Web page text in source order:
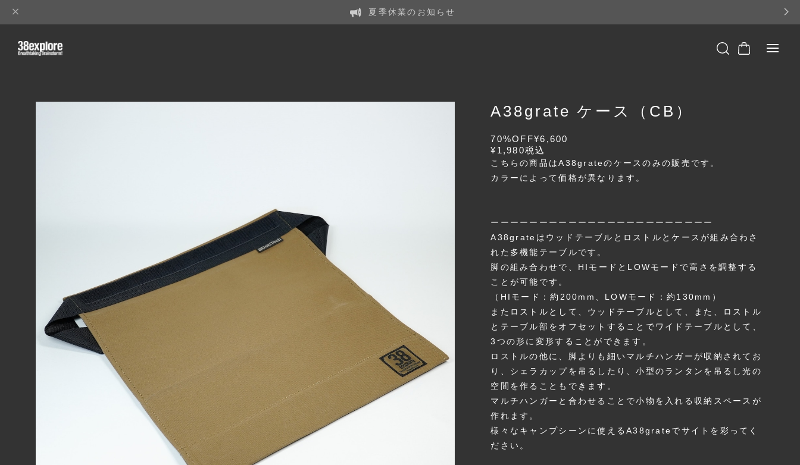
夏季休業のお知らせ
A38grate ケース（CB）
70%OFF¥6,600
¥1,980税込
こちらの商品はA38grateのケースのみの販売です。
カラーによって価格が異なります。
ーーーーーーーーーーーーーーーーーーーーーーー
A38grateはウッドテーブルとロストルとケースが組み合わさ
れた多機能テーブルです。
脚の組み合わせで、HIモードとLOWモードで高さを調整する
ことが可能です。
（HIモード：約200mm、LOWモード：約130mm）
またロストルとして、ウッドテーブルとして、また、ロストル
とテーブル部をオフセットすることでワイドテーブルとして、
3つの形に変形することができます。
ロストルの他に、脚よりも細いマルチハンガーが収納されてお
り、シェラカップを吊るしたり、小型のランタンを吊るし光の
空間を作ることもできます。
マルチハンガーと合わせることで小物を入れる収納スペースが
作れます。
様々なキャンプシーンに使えるA38grateでサイトを彩ってく
ださい。